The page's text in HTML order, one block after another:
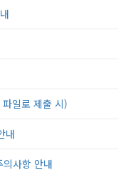
일로 제출 시)
내
사항 안내